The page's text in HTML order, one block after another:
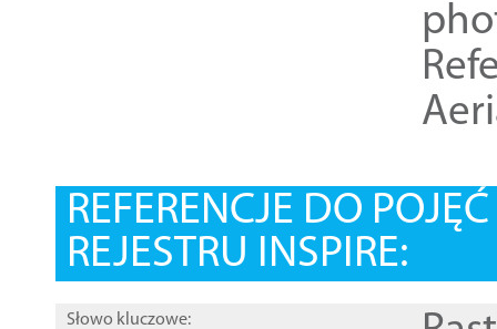
REFERENCJE DO
REJESTRU INSPIRE:
Słowo kluczowe: